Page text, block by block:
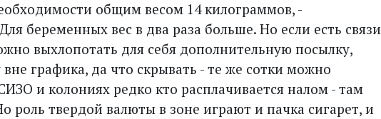
общим весом 14 килограммов, -
беременных вес в два раза больше. Но если есть связи
выхлопотать для себя дополнительную посылку,
графика, да что скрывать - те же сотки можно
и колониях редко кто расплачивается налом - там
роль твердой валюты в зоне играют и пачка сигарет, и